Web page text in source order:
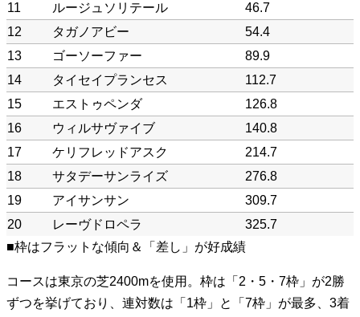
11
ルージュソリテール
46.7
12
タガノアビー
54.4
13
ゴーソーファー
89.9
14
タイセイプランセス
112.7
15
エストゥペンダ
126.8
16
ウィルサヴァイブ
140.8
17
ケリフレッドアスク
214.7
18
サタデーサンライズ
276.8
19
アイサンサン
309.7
20
レーヴドロペラ
325.7
■枠はフラットな傾向＆「差し」が好成績
コースは東京の芝2400mを使用。枠は「2・5・7枠」が2勝
ずつを挙げており、連対数は「1枠」と「7枠」が最多、3着